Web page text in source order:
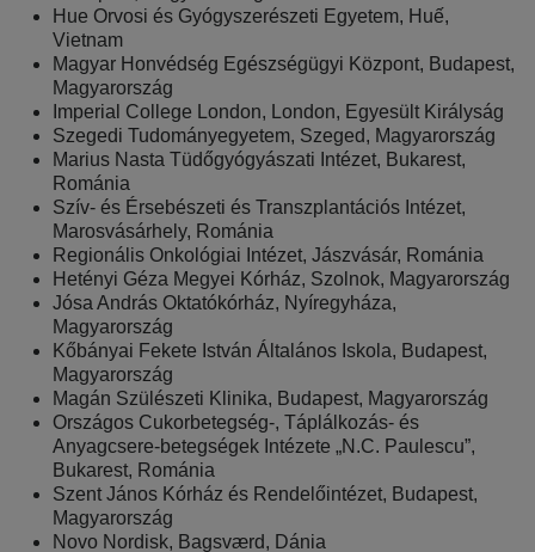
Hue Orvosi és Gyógyszerészeti Egyetem, Huế,
Vietnam
Magyar Honvédség Egészségügyi Központ, Budapest,
Magyarország
Imperial College London, London, Egyesült Királyság
Szegedi Tudományegyetem, Szeged, Magyarország
Marius Nasta Tüdőgyógyászati Intézet, Bukarest,
Románia
Szív- és Érsebészeti és Transzplantációs Intézet,
Marosvásárhely, Románia
Regionális Onkológiai Intézet, Jászvásár, Románia
Hetényi Géza Megyei Kórház, Szolnok, Magyarország
Jósa András Oktatókórház, Nyíregyháza,
Magyarország
Kőbányai Fekete István Általános Iskola, Budapest,
Magyarország
Magán Szülészeti Klinika, Budapest, Magyarország
Országos Cukorbetegség-, Táplálkozás- és
Anyagcsere-betegségek Intézete „N.C. Paulescu”,
Bukarest, Románia
Szent János Kórház és Rendelőintézet, Budapest,
Magyarország
Novo Nordisk, Bagsværd, Dánia